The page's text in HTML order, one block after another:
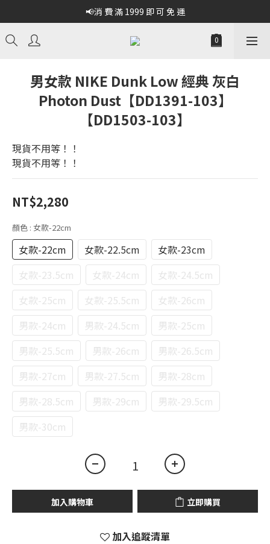
📢消 費 滿 1999 即 可 免 運
男女款 NIKE Dunk Low 經典 灰白
Photon Dust【DD1391-103】
【DD1503-103】
現貨不用等！！
現貨不用等！！
NT$2,280
顏色 : 女款-22cm
女款-22cm 女款-22.5cm
女款-23cm
女款-23.5cm
女款-24cm
女款-24.5cm
女款-25cm
女款-25.5cm
女款-26cm
男款-24cm
男款-24.5cm
男款-25cm
男款-25.5cm
男款-26cm
男款-26.5cm
男款-27cm
男款-27.5cm
男款-28cm
男款-28.5cm
男款-29cm
男款-29.5cm
男款-30cm
加入購物車 立即購買
加入追蹤清單